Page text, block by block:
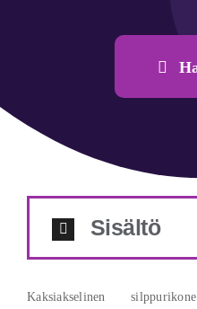
Sisältö
Kaksiakselinen